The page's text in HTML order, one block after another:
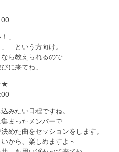
」
」 という方向け。
ら教えられるので
に来てね。
みたい日程ですね。
まったメンバーで
めた曲をセッションをします。
から、楽しめますよ～